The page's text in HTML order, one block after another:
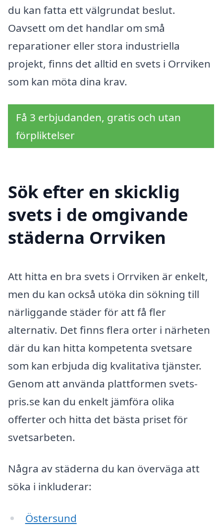
du kan fatta ett välgrundat beslut.
Oavsett om det handlar om små
reparationer eller stora industriella
projekt, finns det alltid en svets i Orrviken
som kan möta dina krav.
Få 3 erbjudanden, gratis och utan
förpliktelser
Sök efter en skicklig
svets i de omgivande
städerna Orrviken
Att hitta en bra svets i Orrviken är enkelt,
men du kan också utöka din sökning till
närliggande städer för att få fler
alternativ. Det finns flera orter i närheten
där du kan hitta kompetenta svetsare
som kan erbjuda dig kvalitativa tjänster.
Genom att använda plattformen svets-
pris.se kan du enkelt jämföra olika
offerter och hitta det bästa priset för
svetsarbeten.
Några av städerna du kan överväga att
söka i inkluderar:
Östersund